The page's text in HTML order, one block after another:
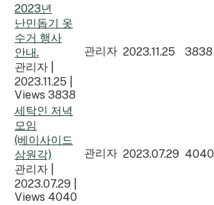
2023년
난민돕기 옷
수거 행사
안내.
관리자
2023.11.25
Views 3838
관리자 2023.11.25 3838
세탁인 저녁
모임
(베이사이드
삼원각)
관리자
2023.07.29
Views 4040
관리자 2023.07.29 4040